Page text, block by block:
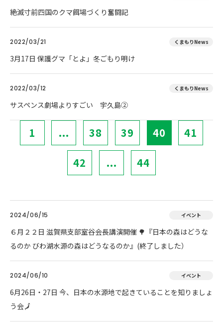
絶滅寸前四国のクマ餌場づくり奮闘記
2022/03/21 くまもりNews
3月17日 保護グマ「とよ」冬ごもり明け
2022/03/12 くまもりNews
サスペンス劇場よりすごい 宇久島②
1 ... 38 39 40 41
42 ... 44
2024/06/15 イベント
６月２２日 滋賀県支部室谷会長講演開催 🌳『日本の森はどうな
るのか びわ湖水源の森はどうなるのか』(終了しました）
2024/06/10 イベント
6月26日・27日 今、日本の水源地で起きていることを知りましょ
う会🗾